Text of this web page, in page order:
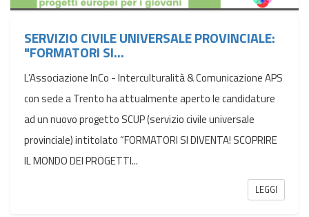
SERVIZIO CIVILE UNIVERSALE PROVINCIALE:
"FORMATORI SI...
L’Associazione InCo - Interculturalità & Comunicazione APS
con sede a Trento ha attualmente aperto le candidature
ad un nuovo progetto SCUP (servizio civile universale
provinciale) intitolato “FORMATORI SI DIVENTA! SCOPRIRE
IL MONDO DEI PROGETTI...
LEGGI